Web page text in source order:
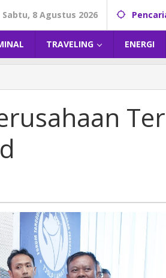
Sabtu, 8 Agustus 2026
TRAVELING ENERGI